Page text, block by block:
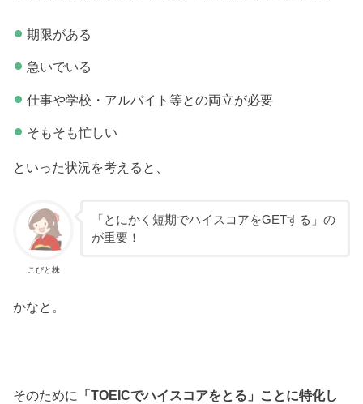
期限がある
急いでいる
仕事や学校・アルバイト等との両立が必要
そもそも忙しい
といった状況を考えると、
こびと株
「とにかく短期でハイスコアをGETする」の
が重要！
かなと。
そのために
「TOEICでハイスコアをとる」ことに特化し